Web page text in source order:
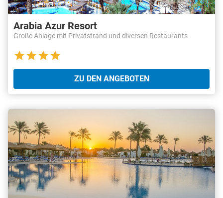
Arabia Azur Resort
Große Anlage mit Privatstrand und diversen Restaurants
ZU DEN ANGEBOTEN